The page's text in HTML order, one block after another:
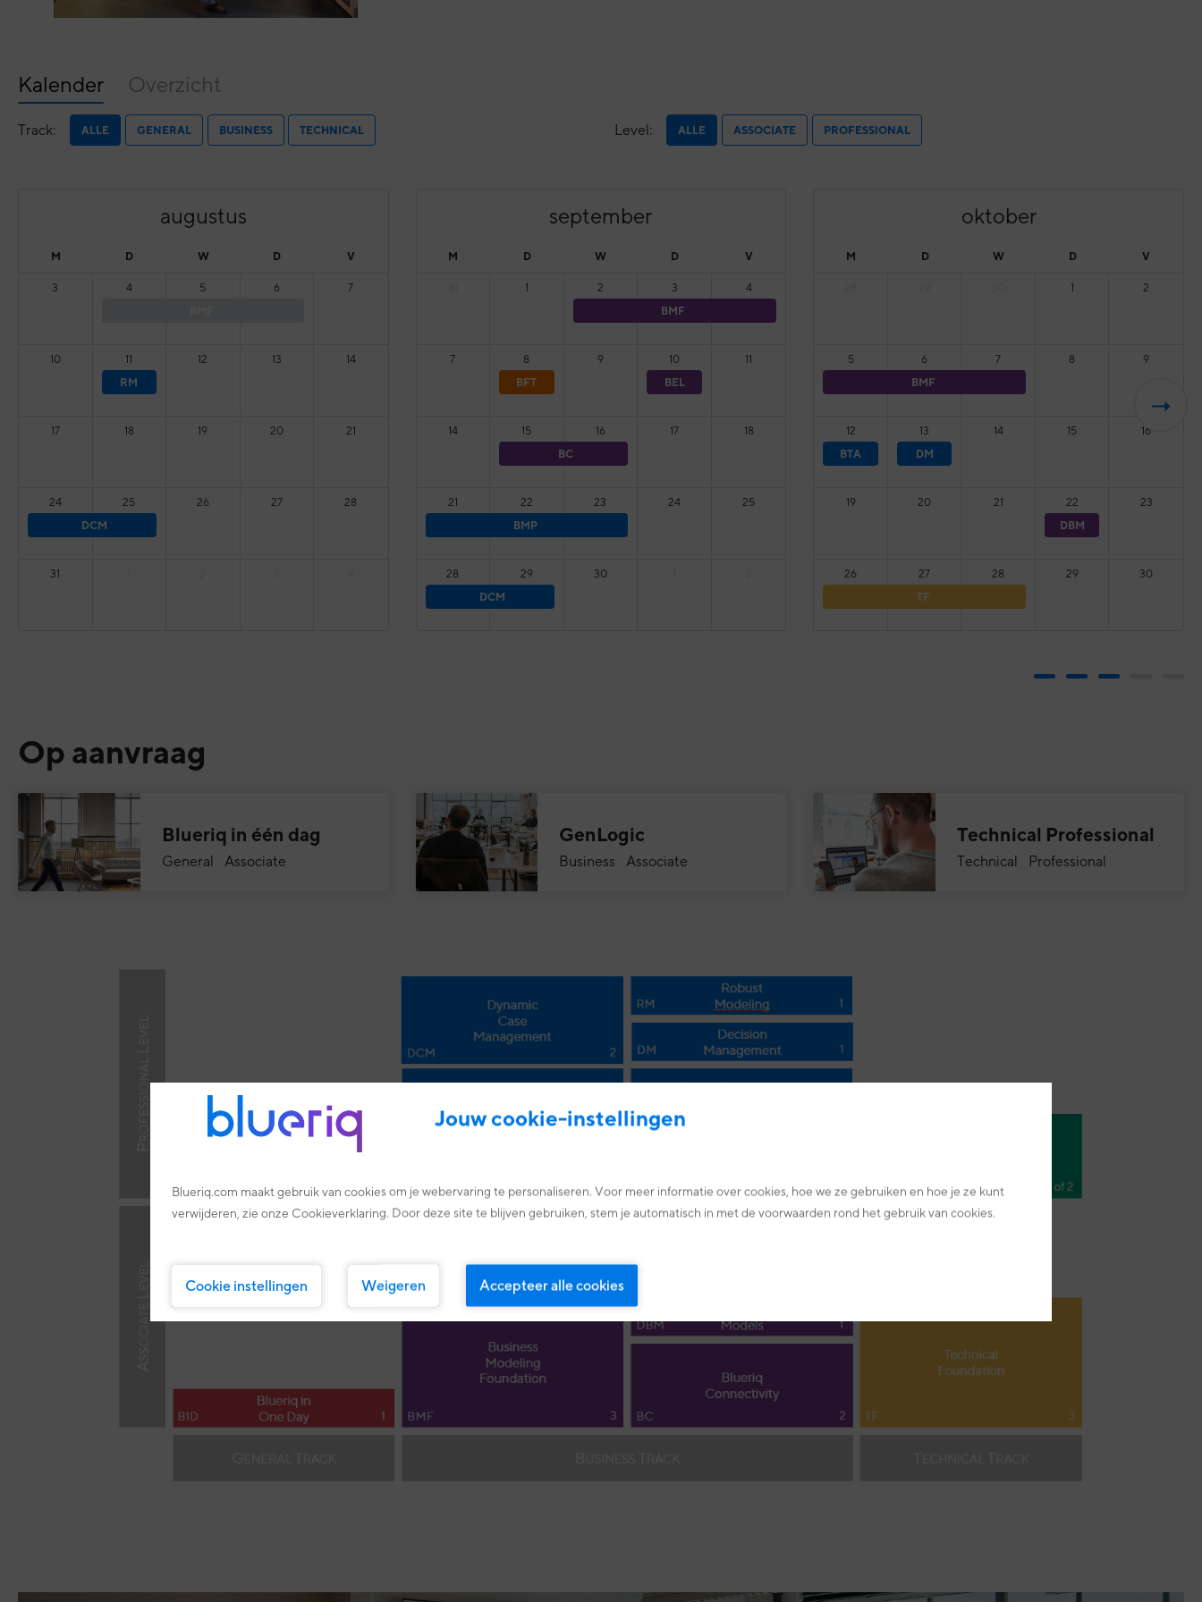
Kalender Overzicht
Track: ALLE GENERAL BUSINESS TECHNICAL Level: ALLE ASSOCIATE PROFESSIONAL
augustus
M D W D V
3
4
5 6 7
10
11
RM
12 13 14
17 18 19 20 21
24
DCM
25 26 27 28
31
september
M D W D V
1
2
BMF
3 4
7
8
BFT
9
10
BEL
11
14
15
BC
16 17 18
21
BMP
22 23 24 25
28
DCM
29 30
oktober
M D W D V
1 2
5
BMF
6 7 8 9
12
BTA
13
DM
14 15 16
19 20 21
22
DBM
23
26
TF
27 28 29 30
Op aanvraag
Blueriq in één dag
General Associate
GenLogic
Business Associate
Technical Professional
Technical Professional
Jouw cookie-instellingen
Blueriq.com maakt gebruik van cookies om je webervaring te personaliseren. Voor meer informatie over cookies, hoe we ze gebruiken en hoe je ze kunt
verwijderen, zie onze Cookieverklaring. Door deze site te blijven gebruiken, stem je automatisch in met de voorwaarden rond het gebruik van cookies.
Cookie instellingen Weigeren Accepteer alle cookies